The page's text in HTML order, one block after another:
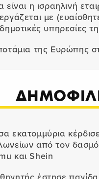
είναι η ισραηλινή
με
υπηρεσίες
της Ευρώπης
εκατομμύρια
από τον
και Shein